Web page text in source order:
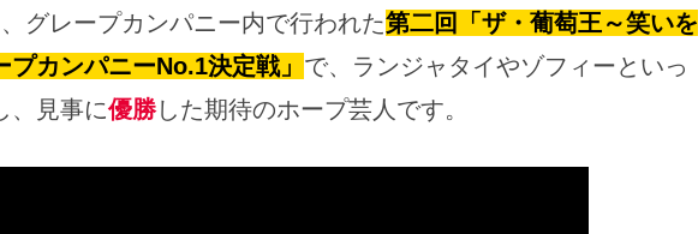
グレープカンパニー内で行われた第二回「ザ・葡萄王～笑いを
カンパニーNo.1決定戦」 で、ランジャタイやゾフィーといっ
、見事に優勝した期待のホープ芸人です。